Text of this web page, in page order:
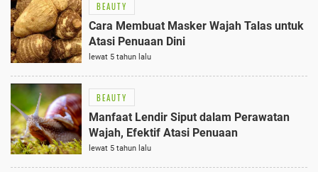
BEAUTY
Cara Membuat Masker Wajah Talas untuk
Atasi Penuaan Dini
lewat 5 tahun lalu
BEAUTY
Manfaat Lendir Siput dalam Perawatan
Wajah, Efektif Atasi Penuaan
lewat 5 tahun lalu